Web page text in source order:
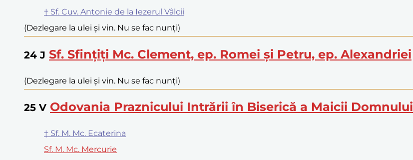
† Sf. Cuv. Antonie de la Iezerul Vâlcii
(Dezlegare la ulei și vin. Nu se fac nunți)
24 J Sf. Sfințiți Mc. Clement, ep. Romei și Petru, ep. Alexandriei
(Dezlegare la ulei și vin. Nu se fac nunți)
25 V Odovania Praznicului Intrării în Biserică a Maicii Domnului
† Sf. M. Mc. Ecaterina
Sf. M. Mc. Mercurie